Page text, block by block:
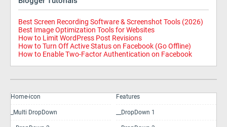
Best Screen Recording Software & Screenshot Tools (2026)
Best Image Optimization Tools for Websites
How to Limit WordPress Post Revisions
How to Turn Off Active Status on Facebook (Go Offline)
How to Enable Two-Factor Authentication on Facebook
Home-icon Features
_Multi DropDown __DropDown 1